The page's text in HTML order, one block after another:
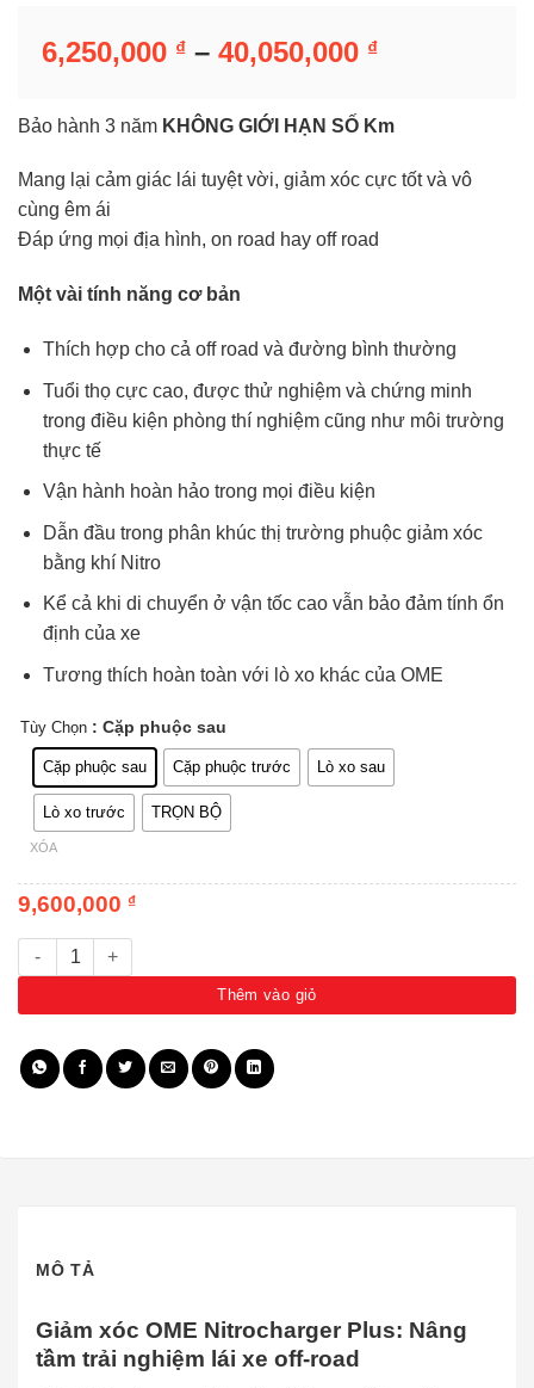
6,250,000 ₫ – 40,050,000 ₫Khoảng
6,250,000 ₫
đến
40,050,000
Bảo hành 3 năm KHÔNG GIỚI HẠN SỐ Km
Mang lại cảm giác lái tuyệt vời, giảm xóc cực tốt và vô
cùng êm ái
Đáp ứng mọi địa hình, on road hay off road
Một vài tính năng cơ bản
Thích hợp cho cả off road và đường bình thường
Tuổi thọ cực cao, được thử nghiệm và chứng minh
trong điều kiện phòng thí nghiệm cũng như môi trường
thực tế
Vận hành hoàn hảo trong mọi điều kiện
Dẫn đầu trong phân khúc thị trường phuộc giảm xóc
bằng khí Nitro
Kể cả khi di chuyển ở vận tốc cao vẫn bảo đảm tính ổn
định của xe
Tương thích hoàn toàn với lò xo khác của OME
Tùy Chọn : Cặp phuộc sau
Cặp phuộc sau Cặp phuộc trước Lò xo sau
Lò xo trước TRỌN BỘ
XÓA
9,600,000 ₫
Giảm xóc OME Nitrocharger Plus - Toyota Prado 150 số lượng
Thêm vào giỏ
MÔ TẢ
Giảm xóc OME Nitrocharger Plus: Nâng
tầm trải nghiệm lái xe off-road